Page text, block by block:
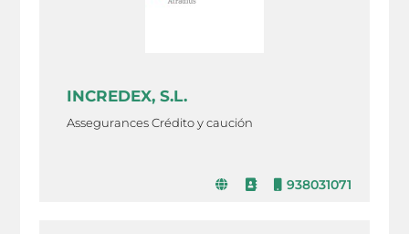
INCREDEX, S.L.
Assegurances Crédito y caución
938031071